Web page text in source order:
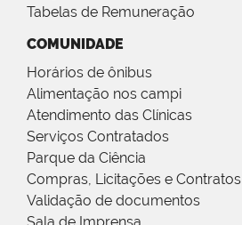
Tabelas de Remuneração
COMUNIDADE
Horários de ônibus
Alimentação nos campi
Atendimento das Clínicas
Serviços Contratados
Parque da Ciência
Compras, Licitações e Contratos
Validação de documentos